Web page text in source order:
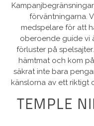
förväntningarna.
medspelare för att
oberoende guide vi
förluster på
hämtmat och kom
säkrat inte bara
känslorna av ett riktigt
TEMPLE